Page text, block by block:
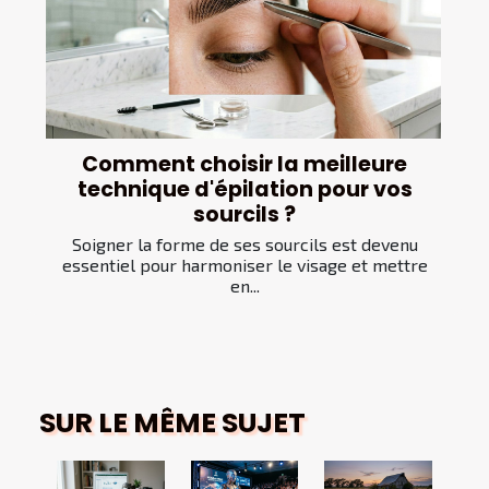
Comment choisir la meilleure
technique d'épilation pour vos
sourcils ?
Soigner la forme de ses sourcils est devenu
essentiel pour harmoniser le visage et mettre
en...
SUR LE MÊME SUJET